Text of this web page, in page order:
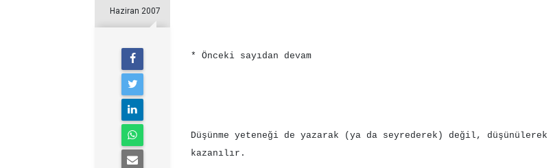
Haziran 2007
* Önceki sayıdan devam
Düşünme yeteneği de yazarak (ya da seyrederek) değil, düşünülerek
kazanılır.